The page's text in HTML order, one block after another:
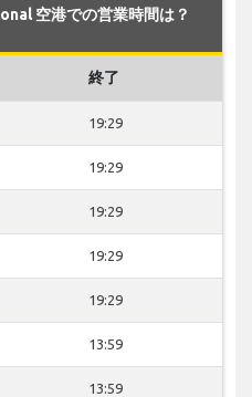
空港での営業時間は？
終了
19:29
19:29
19:29
19:29
19:29
13:59
13:59